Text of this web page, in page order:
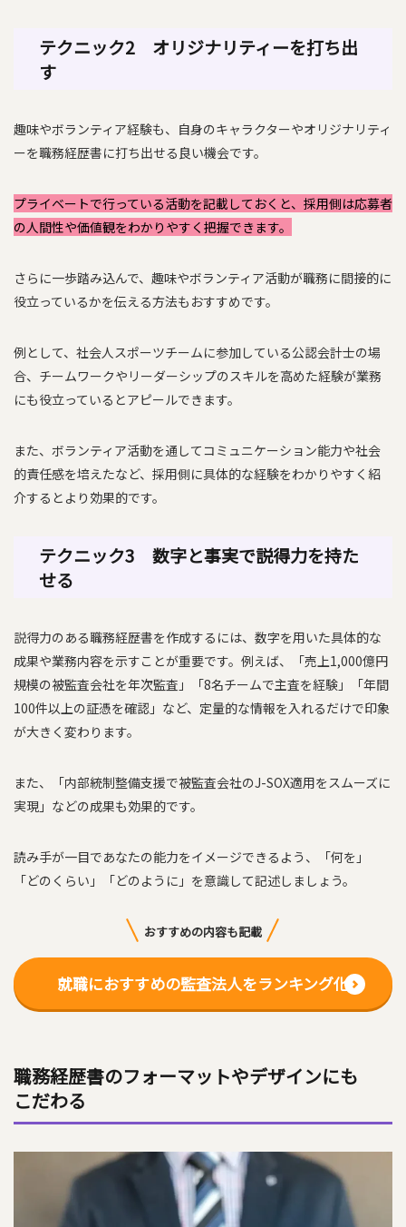
テクニック2 オリジナリティーを打ち出
す
趣味やボランティア経験も、自身のキャラクターやオリジナリティ
ーを職務経歴書に打ち出せる良い機会です。
プライベートで行っている活動を記載しておくと、採用側は応募者
の人間性や価値観をわかりやすく把握できます。
さらに一歩踏み込んで、趣味やボランティア活動が職務に間接的に
役立っているかを伝える方法もおすすめです。
例として、社会人スポーツチームに参加している公認会計士の場
合、チームワークやリーダーシップのスキルを高めた経験が業務
にも役立っているとアピールできます。
また、ボランティア活動を通してコミュニケーション能力や社会
的責任感を培えたなど、採用側に具体的な経験をわかりやすく紹
介するとより効果的です。
テクニック3 数字と事実で説得力を持た
せる
説得力のある職務経歴書を作成するには、数字を用いた具体的な
成果や業務内容を示すことが重要です。例えば、「売上1,000億円
規模の被監査会社を年次監査」「8名チームで主査を経験」「年間
100件以上の証憑を確認」など、定量的な情報を入れるだけで印象
が大きく変わります。
また、「内部統制整備支援で被監査会社のJ-SOX適用をスムーズに
実現」などの成果も効果的です。
読み手が一目であなたの能力をイメージできるよう、「何を」
「どのくらい」「どのように」を意識して記述しましょう。
おすすめの内容も記載
就職におすすめの監査法人をランキング化
職務経歴書のフォーマットやデザインにも
こだわる